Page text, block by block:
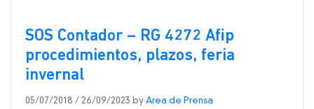
SOS Contador – RG 4272 Afip
procedimientos, plazos, feria
invernal
05/07/2018 / 26/09/2023 by Area de Prensa